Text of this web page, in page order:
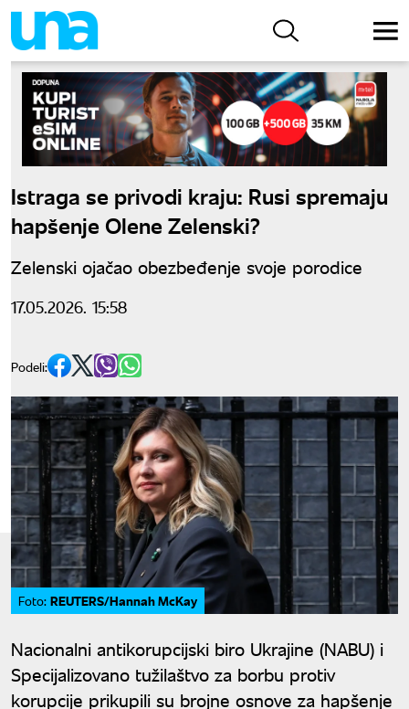
Istraga se privodi kraju: Rusi spremaju
hapšenje Olene Zelenski?
Zelenski ojačao obezbeđenje svoje porodice
17.05.2026. 15:58
Podeli:
Foto: REUTERS/Hannah McKay
Nacionalni antikorupcijski biro Ukrajine (NABU) i
Specijalizovano tužilaštvo za borbu protiv
korupcije prikupili su brojne osnove za hapšenje